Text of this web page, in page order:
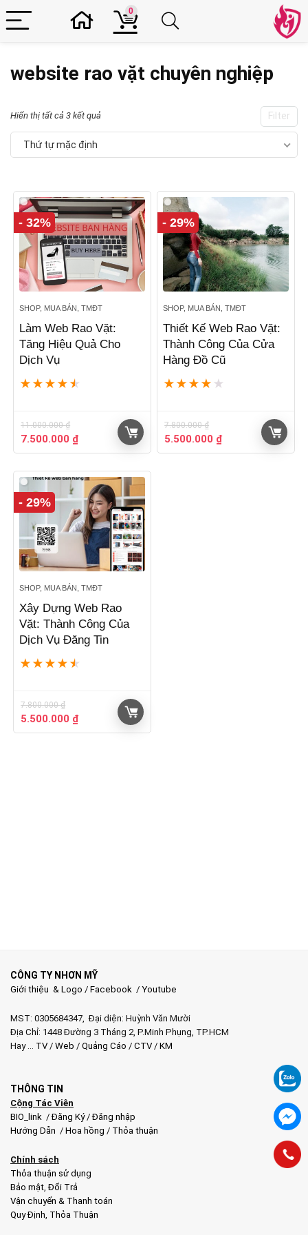
0
website rao vặt chuyên nghiệp
Filter
Hiển thị tất cả 3 kết quả
Thứ tự mặc định
- 32%
SHOP, MUA BÁN, TMĐT
Làm Web Rao Vặt:
Tăng Hiệu Quả Cho
Dịch Vụ
★ ★ ★ ★ ★
11.000.000₫
Giá
gốc
11.000.000 ₫.
7.500.000 ₫Giá
hiện
là:
7.500.000 ₫.
- 29%
SHOP, MUA BÁN, TMĐT
Thiết Kế Web Rao Vặt:
Thành Công Của Cửa
Hàng Đồ Cũ
★ ★ ★ ★ ★
7.800.000₫
Giá
gốc
5.500.000 ₫Giá
hiện
- 29%
SHOP, MUA BÁN, TMĐT
Xây Dựng Web Rao
Vặt: Thành Công Của
Dịch Vụ Đăng Tin
★ ★ ★ ★ ★
7.800.000₫
Giá
gốc
5.500.000 ₫Giá
hiện
CÔNG TY NHƠN MỸ
Giới thiệu & Logo / Facebook / Youtube
MST: 0305684347, Đại diện: Huỳnh Văn Mười
Địa Chỉ: 1448 Đường 3 Tháng 2, P.Minh Phụng, TP.HCM
Hay … TV/ Web / Quảng Cáo / CTV/ KM
THÔNG TIN
Cộng Tác Viên
BIO_link /Đăng Ký/Đăng nhập
Hướng Dẫn / Hoa hồng / Thỏa thuận
Chính sách
Thỏa thuận sử dụng
Bảo mật,Đổi Trả
Vận chuyển & Thanh toán
Quy Định, Thỏa Thuận